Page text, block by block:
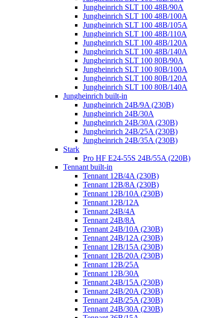
Jungheinrich SLT 100 48B/90A
Jungheinrich SLT 100 48B/100A
Jungheinrich SLT 100 48B/105A
Jungheinrich SLT 100 48B/110A
Jungheinrich SLT 100 48B/120A
Jungheinrich SLT 100 48B/140A
Jungheinrich SLT 100 80B/90A
Jungheinrich SLT 100 80B/100A
Jungheinrich SLT 100 80B/120A
Jungheinrich SLT 100 80B/140A
Jungheinrich built-in
Jungheinrich 24B/9A (230B)
Jungheinrich 24B/30A
Jungheinrich 24B/30A (230B)
Jungheinrich 24B/25A (230B)
Jungheinrich 24B/35A (230B)
Stark
Pro HF E24-55S 24B/55A (220B)
Tennant built-in
Tennant 12B/4A (230B)
Tennant 12B/8A (230B)
Tennant 12B/10A (230B)
Tennant 12B/12A
Tennant 24B/4A
Tennant 24B/8A
Tennant 24B/10A (230B)
Tennant 24B/12A (230B)
Tennant 12B/15A (230B)
Tennant 12B/20A (230B)
Tennant 12B/25A
Tennant 12B/30A
Tennant 24B/15A (230B)
Tennant 24B/20A (230B)
Tennant 24B/25A (230B)
Tennant 24B/30A (230B)